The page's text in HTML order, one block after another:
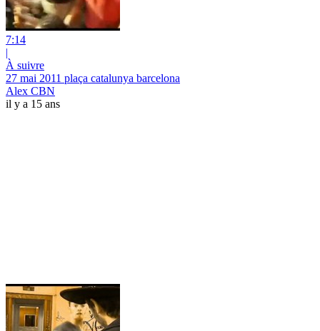
7:14
|
À suivre
27 mai 2011 plaça catalunya barcelona
Alex CBN
il y a 15 ans